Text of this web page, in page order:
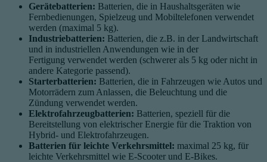
Gerätebatterien: Batterien, die in Haushaltsgeräten wie
Fernbedienungen, Spielzeug und Mobiltelefonen verwendet
werden (maximal 5 kg).
Industriebatterien: Batterien, die z.B. in der Landwirtschaft
und in industriellen Anwendungen wie in der
Fertigung verwendet werden (schwerer als 5 kg oder nicht in
andere Kategorie passend).
Starterbatterien: Batterien, die in Fahrzeugen wie Autos und
Motorrädern zum Anlassen, die Beleuchtung und die
Zündung verwendet werden.
Elektrofahrzeugbatterien: Batterien, speziell für die
Bereitstellung von elektrischer Energie für die Traktion von
Hybrid- und Elektrofahrzeugen.
Batterien für leichte Verkehrsmittel: maximal 25 kg, für
leichte Verkehrsmittel wie E-Scooter und E-Bikes.